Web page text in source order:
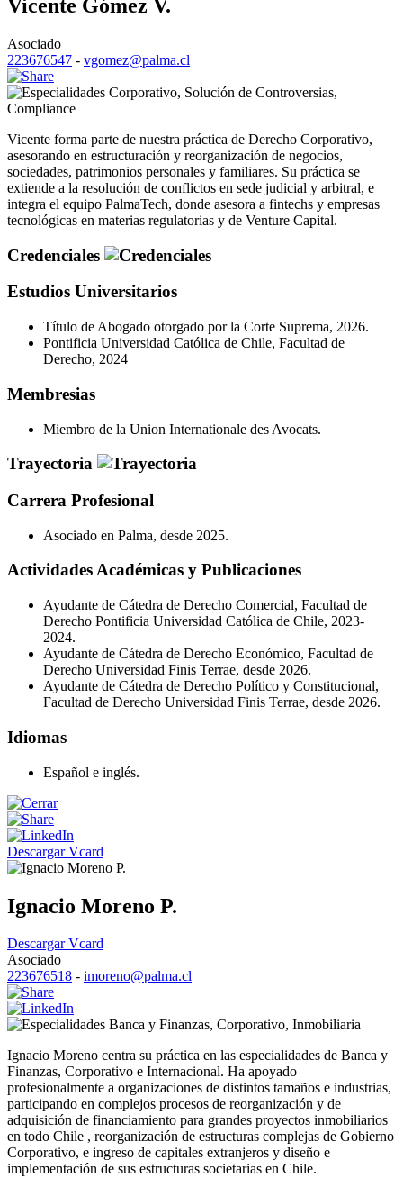
Vicente Gómez V.
Asociado
223676547 - vgomez@palma.cl
Corporativo, Solución de Controversias,
Compliance
Vicente forma parte de nuestra práctica de Derecho Corporativo,
asesorando en estructuración y reorganización de negocios,
sociedades, patrimonios personales y familiares. Su práctica se
extiende a la resolución de conflictos en sede judicial y arbitral, e
integra el equipo PalmaTech, donde asesora a fintechs y empresas
tecnológicas en materias regulatorias y de Venture Capital.
Credenciales
Estudios Universitarios
Título de Abogado otorgado por la Corte Suprema, 2026.
Pontificia Universidad Católica de Chile, Facultad de
Derecho, 2024
Membresias
Miembro de la Union Internationale des Avocats.
Trayectoria
Carrera Profesional
Asociado en Palma, desde 2025.
Actividades Académicas y Publicaciones
Ayudante de Cátedra de Derecho Comercial, Facultad de
Derecho Pontificia Universidad Católica de Chile, 2023-
2024.
Ayudante de Cátedra de Derecho Económico, Facultad de
Derecho Universidad Finis Terrae, desde 2026.
Ayudante de Cátedra de Derecho Político y Constitucional,
Facultad de Derecho Universidad Finis Terrae, desde 2026.
Idiomas
Español e inglés.
Descargar Vcard
Ignacio Moreno P.
Descargar Vcard
Asociado
223676518 - imoreno@palma.cl
Banca y Finanzas, Corporativo, Inmobiliaria
Ignacio Moreno centra su práctica en las especialidades de Banca y
Finanzas, Corporativo e Internacional. Ha apoyado
profesionalmente a organizaciones de distintos tamaños e industrias,
participando en complejos procesos de reorganización y de
adquisición de financiamiento para grandes proyectos inmobiliarios
en todo Chile , reorganización de estructuras complejas de Gobierno
Corporativo, e ingreso de capitales extranjeros y diseño e
implementación de sus estructuras societarias en Chile.